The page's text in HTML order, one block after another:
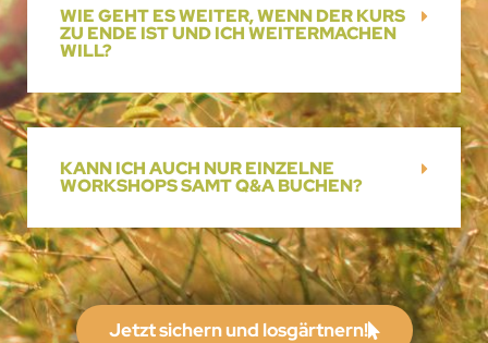
WIE GEHT ES WEITER, WENN DER KURS
ZU ENDE IST UND ICH WEITERMACHEN
WILL?
KANN ICH AUCH NUR EINZELNE
WORKSHOPS SAMT Q&A BUCHEN?
Jetzt sichern und losgärtnern!